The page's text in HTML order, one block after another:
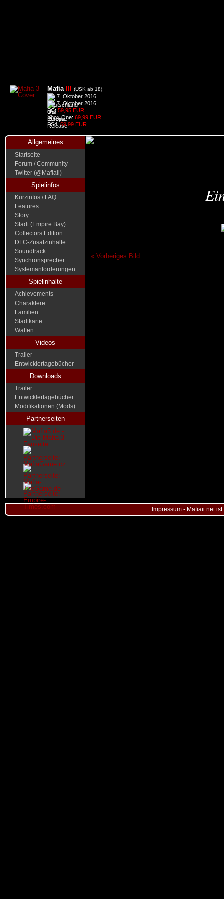
Mafia (USK ab 18)
7. Oktober 2016
7. Oktober 2016
PC: 59,95 EUR
Xbox One: 69,99 EUR
PS4:69,99 EUR
Allgemeines
Startseite
Forum / Community
Twitter (@Mafiaii)
Spielinfos
Kurzinfos / FAQ
Features
Story
Stadt (Empire Bay)
Collectors Edition
DLC-Zusatzinhalte
Soundtrack
Synchronsprecher
Systemanforderungen
Spielinhalte
Achievements
Charaktere
Familien
Stadtkarte
Waffen
Videos
Trailer
Entwicklertagebücher
Downloads
Trailer
Entwicklertagebücher
Modifikationen (Mods)
Partnerseiten
« Vorheriges Bild
Impressum- Mafiaii.net ist